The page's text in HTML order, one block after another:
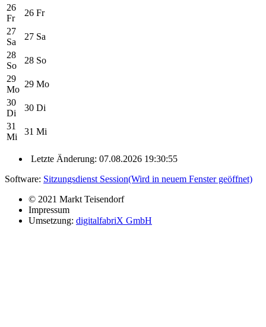
26
Fr
26 Fr
27
Sa
27 Sa
28
So
28 So
29
Mo
29 Mo
30
Di
30 Di
31
Mi
31 Mi
Letzte Änderung: 07.08.2026 19:30:55
Software: Sitzungsdienst Session(Wird in neuem Fenster geöffnet)
© 2021 Markt Teisendorf
Impressum
Umsetzung: digitalfabriX GmbH